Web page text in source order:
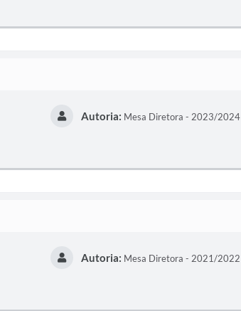
Autoria: Mesa Diretora - 2023/2024
Autoria: Mesa Diretora - 2021/2022